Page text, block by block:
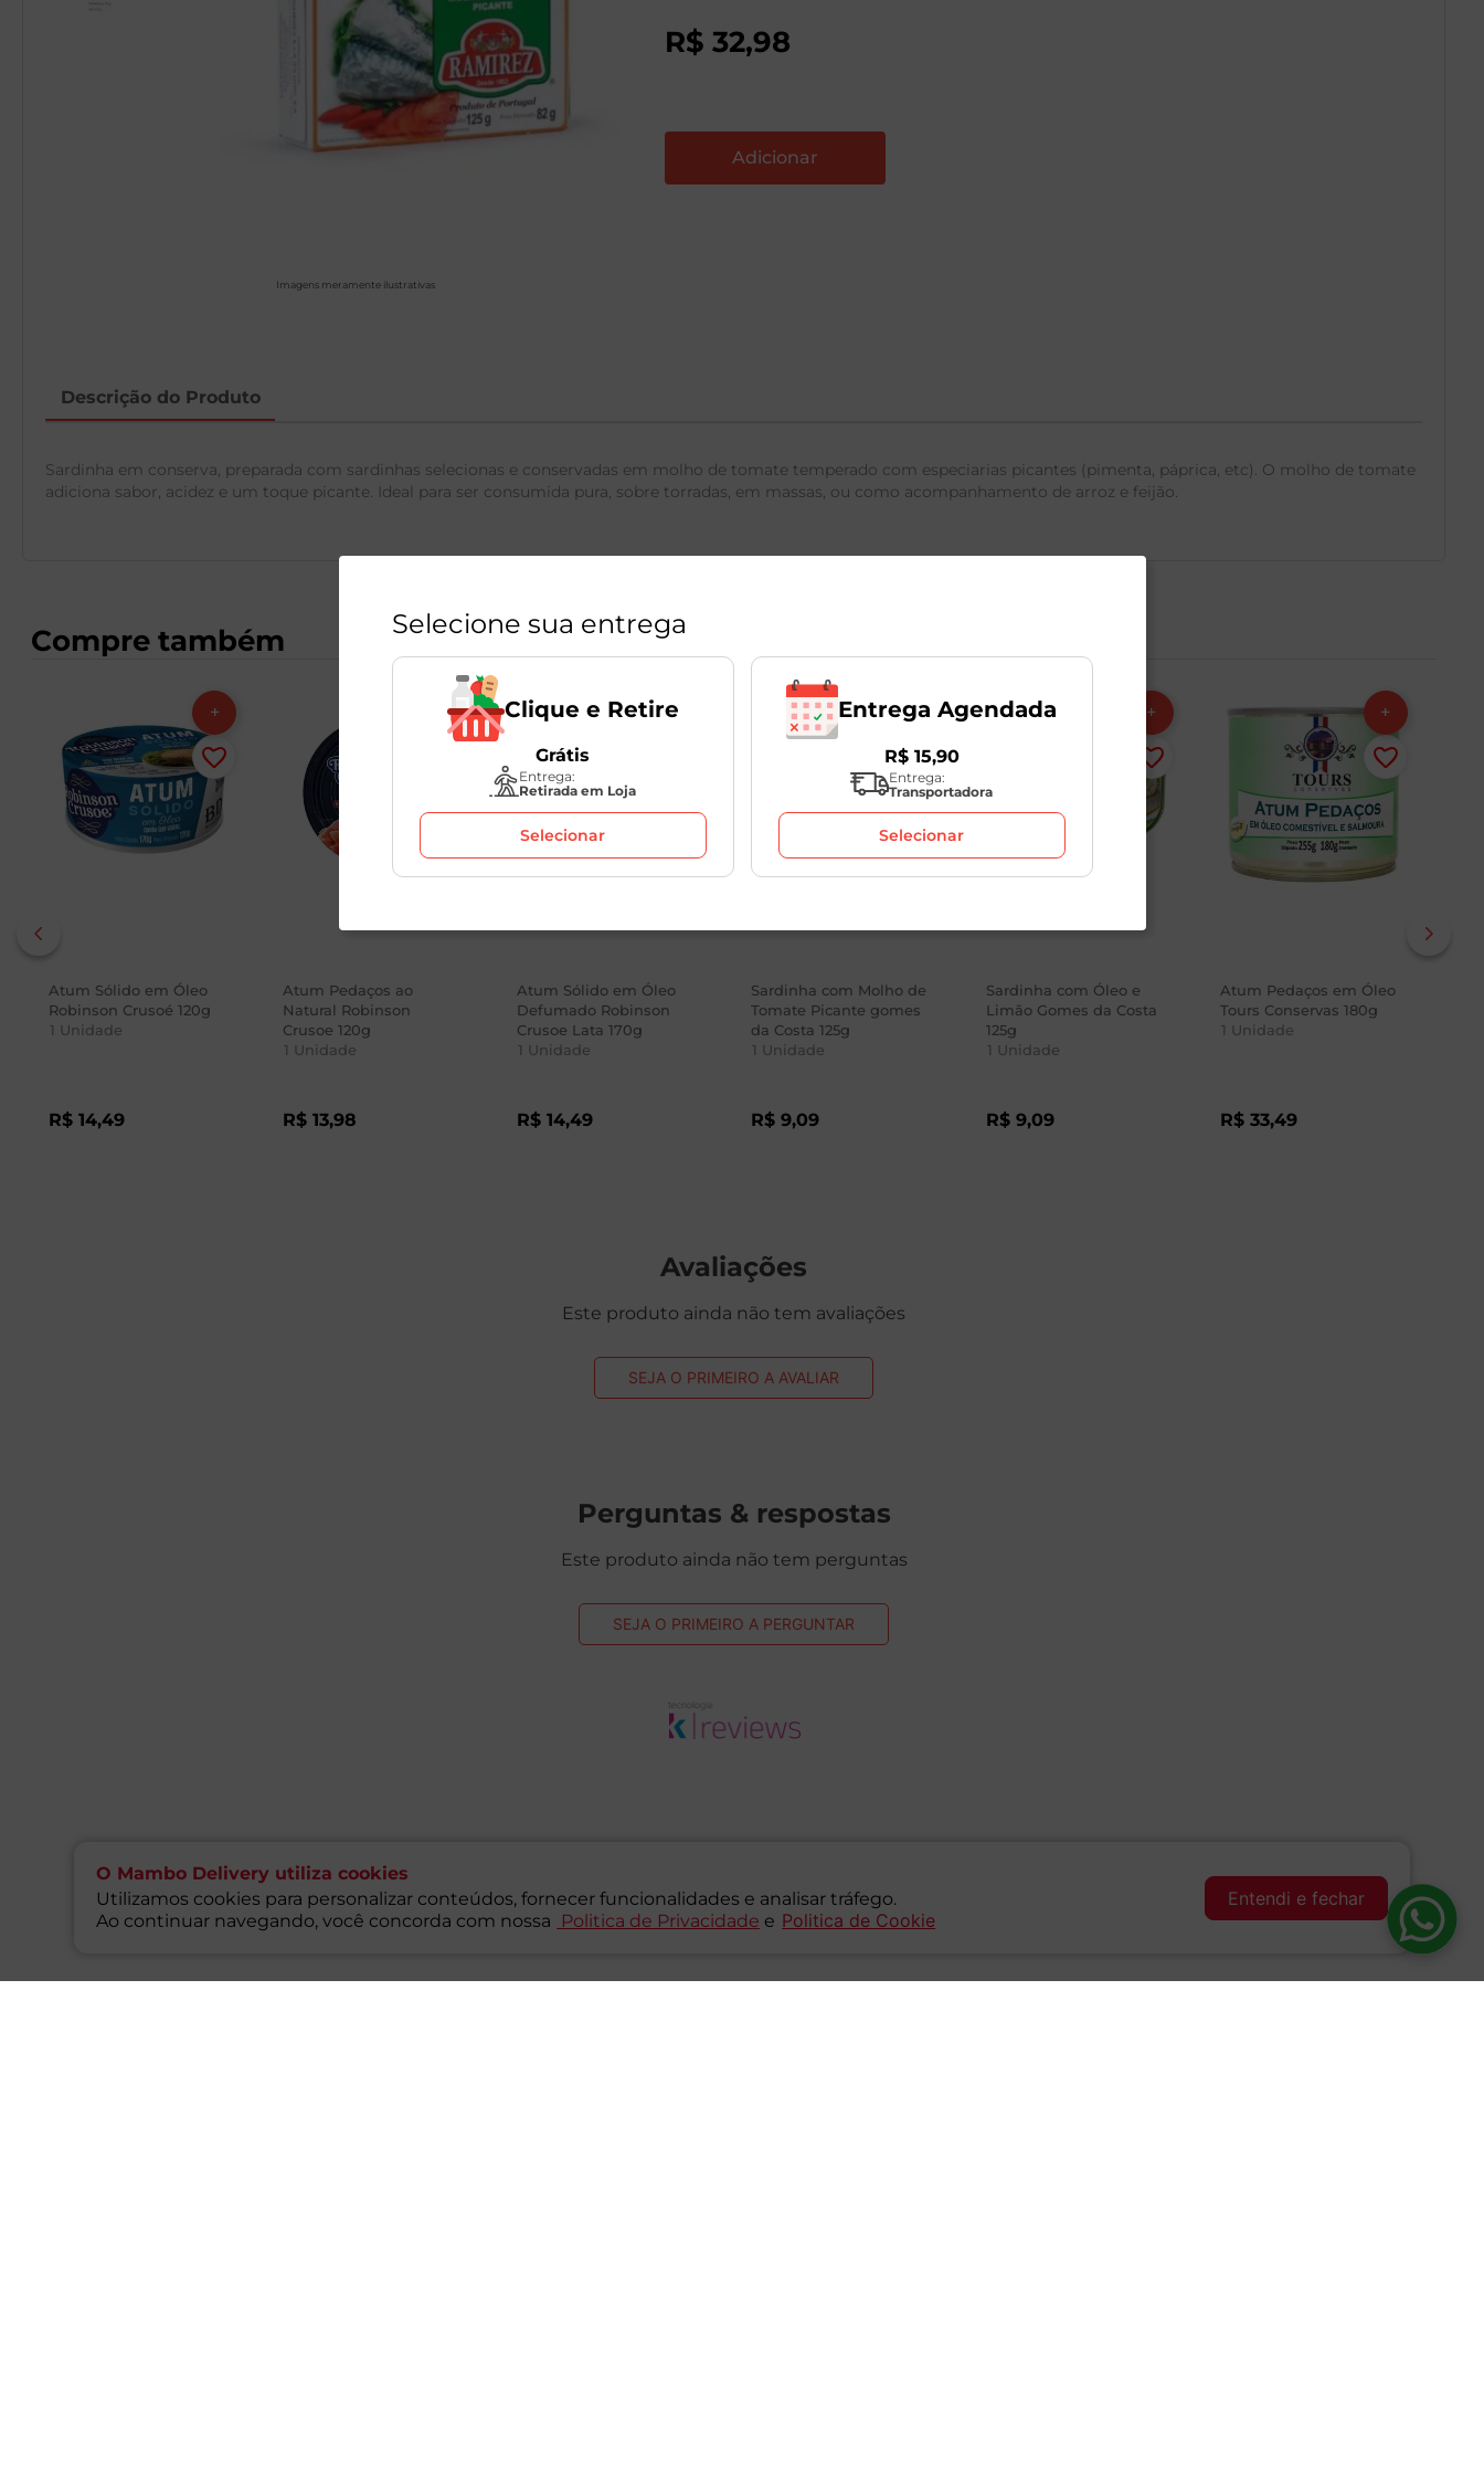
O Mambo Delivery utiliza cookies
Utilizamos cookies para personalizar conteúdos, fornecer funcionalidades e analisar tráfego.
Ao continuar navegando, você concorda com nossa
Politica de Privacidade e Politica de Cookie
Entendi e fechar
Imagens meramente ilustrativas
R$ 32,98
Descrição do Produto
Sardinha em conserva, preparada com sardinhas selecionas e conservadas em molho de tomate temperado com especiarias picantes (pimenta, páprica, etc). O molho de tomate
adiciona sabor, acidez e um toque picante. Ideal para ser consumida pura, sobre torradas, em massas, ou como acompanhamento de arroz e feijão.
Compre também
Atum Sólido em Óleo
Robinson Crusoé 120g
1 Unidade
R$ 14,49
Atum Pedaços ao
Natural Robinson
Crusoe 120g
1 Unidade
R$ 13,98
Atum Sólido em Óleo
Defumado Robinson
Crusoe Lata 170g
1 Unidade
R$ 14,49
Sardinha com Molho de
Tomate Picante gomes
da Costa 125g
1 Unidade
R$ 9,09
Sardinha com Óleo e
Limão Gomes da Costa
125g
1 Unidade
R$ 9,09
Atum Pedaços em Óleo
Tours Conservas 180g
1 Unidade
R$ 33,49
Avaliações
Este produto ainda não tem avaliações
SEJA O PRIMEIRO A AVALIAR
Perguntas & respostas
Este produto ainda não tem perguntas
SEJA O PRIMEIRO A PERGUNTAR
Selecione sua entrega
Clique e Retire
Grátis
Entrega:
Retirada em Loja
Selecionar
Entrega Agendada
R$ 15,90
Entrega:
Transportadora
Selecionar